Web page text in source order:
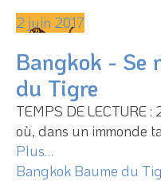
2 juin 2017
Bangkok - Se
du Tigre
TEMPS DE LECTURE
où, dans un immonde
Plus…
Bangkok Baume du